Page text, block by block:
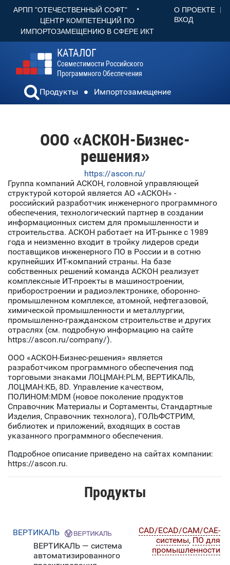
АРПП "ОТЕЧЕСТВЕННЫЙ СОФТ" •
ЦЕНТР КОМПЕТЕНЦИЙ ПО
ИМПОРТОЗАМЕЩЕНИЮ В СФЕРЕ ИКТ
О ПРОЕКТЕ
ВХОД
КАТАЛОГ
Совместимости Российского
Программного Обеспечения
Продукты Импортозамещение
ООО «АСКОН-Бизнес-
решения»
https://ascon.ru/
Группа компаний АСКОН, головной управляющей
структурой которой является АО «АСКОН» -
российский разработчик инженерного программного
обеспечения, технологический партнер в создании
информационных систем для промышленности и
строительства. АСКОН работает на ИТ-рынке c 1989
года и неизменно входит в тройку лидеров среди
поставщиков инженерного ПО в России и в сотню
крупнейших ИТ-компаний страны. На базе
собственных решений команда АСКОН реализует
комплексные ИТ-проекты в машиностроении,
приборостроении и радиоэлектронике, оборонно-
промышленном комплексе, атомной, нефтегазовой,
химической промышленности и металлургии,
промышленно-гражданском строительстве и других
отраслях (см. подробную информацию на сайте
https://ascon.ru/company/).
ООО «АСКОН-Бизнес-решения» является
разработчиком программного обеспечения под
торговыми знаками ЛОЦМАН:PLM, ВЕРТИКАЛЬ,
ЛОЦМАН:КБ, 8D. Управление качеством,
ПОЛИНОМ:MDM (новое поколение продуктов
Справочник Материалы и Сортаменты, Стандартные
Изделия, Справочник технолога), ГОЛЬФСТРИМ,
библиотек и приложений, входящих в состав
указанного программного обеспечения.
Подробное описание приведено на сайтах компании:
https://ascon.ru.
Продукты
ВЕРТИКАЛЬ
ВЕРТИКАЛЬ — система
автоматизированного
CAD/ECAD/CAM/CAE-
системы, ПО для
промышленности